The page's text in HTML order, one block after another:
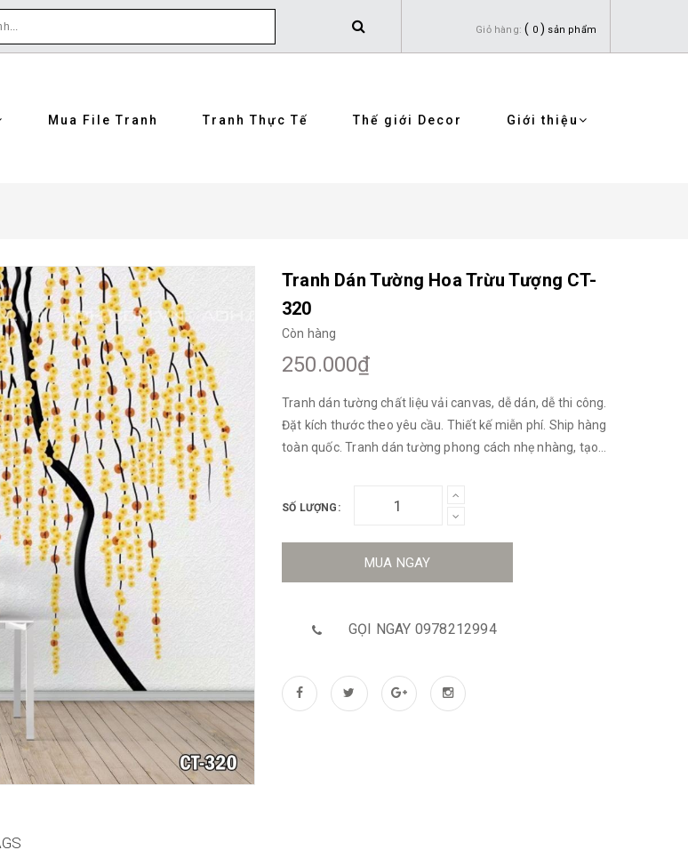
Giỏ hàng: ( 0 ) sản phẩm
Mua File Tranh Tranh Thực Tế Thế giới Decor Giới thiệu
Tranh Dán Tường Hoa Trừu Tượng CT-
320
Còn hàng
250.000₫
Tranh dán tường chất liệu vải canvas, dễ dán, dễ thi công.
Đặt kích thước theo yêu cầu. Thiết kế miễn phí. Ship hàng
toàn quốc. Tranh dán tường phong cách nhẹ nhàng, tạo
SỐ LƯỢNG:
MUA NGAY
GỌI NGAY 0978212994